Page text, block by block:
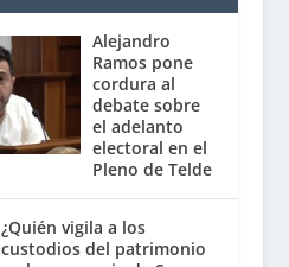
Alejandro
Ramos pone
cordura al
debate sobre
el adelanto
electoral en el
Pleno de Telde
¿Quién vigila a los
custodios del patrimonio